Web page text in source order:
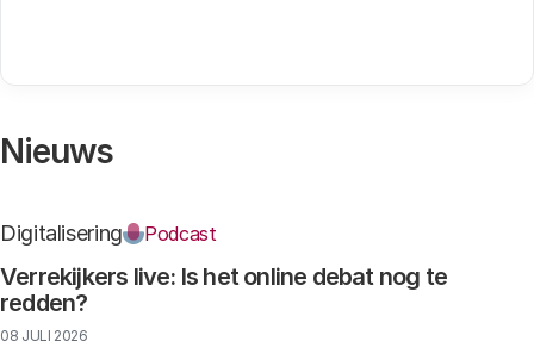
Nieuws
Verrekijkers live: Is het online debat nog te
redden?
Digitalisering Podcast
08 JULI 2026